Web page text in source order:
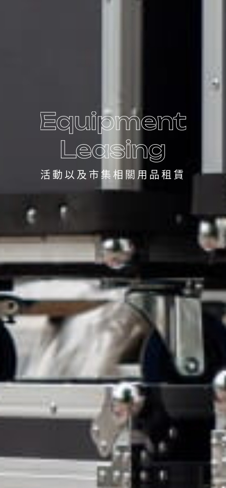
活動以及市集相關用品租賃